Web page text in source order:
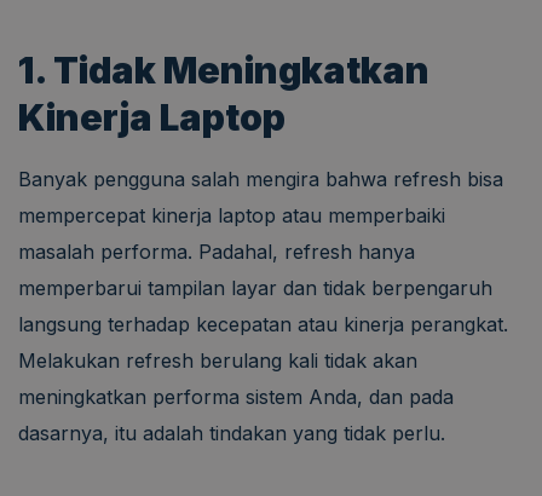
1. Tidak Meningkatkan
Kinerja Laptop
Banyak pengguna salah mengira bahwa refresh bisa
mempercepat kinerja laptop atau memperbaiki
masalah performa. Padahal, refresh hanya
memperbarui tampilan layar dan tidak berpengaruh
langsung terhadap kecepatan atau kinerja perangkat.
Melakukan refresh berulang kali tidak akan
meningkatkan performa sistem Anda, dan pada
dasarnya, itu adalah tindakan yang tidak perlu.